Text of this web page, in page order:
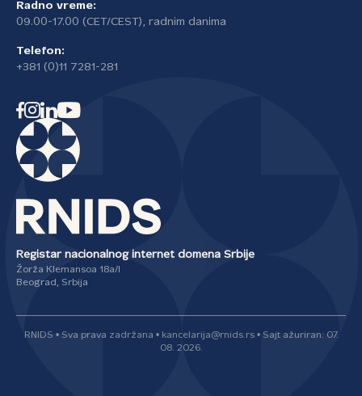
Radno vreme:
09.00-17.00 (CET/CEST), radnim danima
Telefon:
+381 (0)11 7281-281
Registar nacionalnog internet domena Srbije
Žorža Klemansoa 18a/I
Beograd, Srbija
RNIDS • Sva prava zadržana • kancelarija@rnids.rs • Sajt ažuriran: 07.
08. 2026.